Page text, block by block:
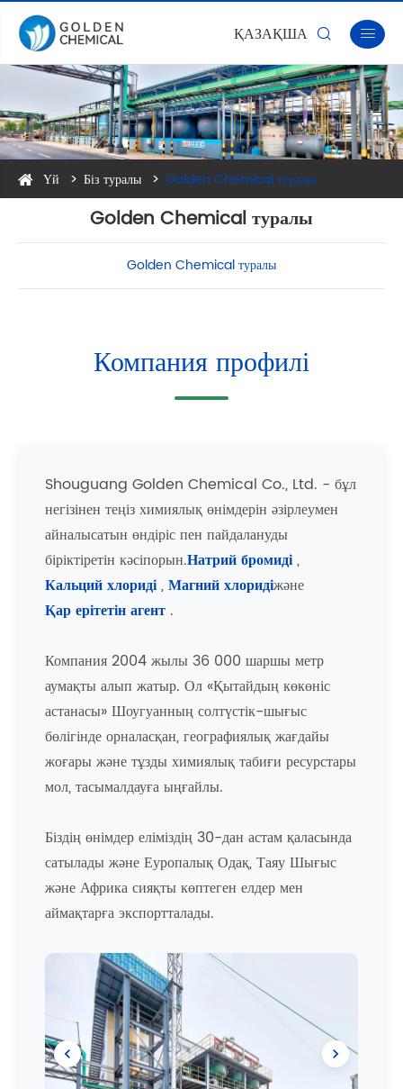
ҚАЗАҚША  
Үй Біз туралы Golden Chemical туралы
Golden Chemical туралы
Golden Chemical туралы
Компания профилі
Shouguang Golden Chemical Co., Ltd. - бұл
негізінен теңіз химиялық өнімдерін әзірлеумен
айналысатын өндіріс пен пайдалануды
біріктіретін кәсіпорын.Натрий бромиді,
Кальций хлориді,Магний хлоридіжәне
Қар ерітетін агент .
Компания 2004 жылы 36 000 шаршы метр
аумақты алып жатыр. Ол «Қытайдың көкөніс
астанасы» Шоугуанның солтүстік-шығыс
бөлігінде орналасқан, географиялық жағдайы
жоғары және тұзды химиялық табиғи ресурстары
мол, тасымалдауға ыңғайлы.
Біздің өнімдер еліміздің 30-дан астам қаласында
сатылады және Еуропалық Одақ, Таяу Шығыс
және Африка сияқты көптеген елдер мен
аймақтарға экспортталады.